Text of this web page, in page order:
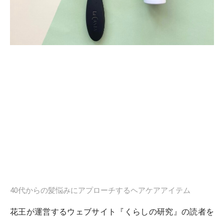
40代からの髪悩みにアプローチするヘアケアアイテム
花王が運営するウェブサイト『くらしの研究』の読者を